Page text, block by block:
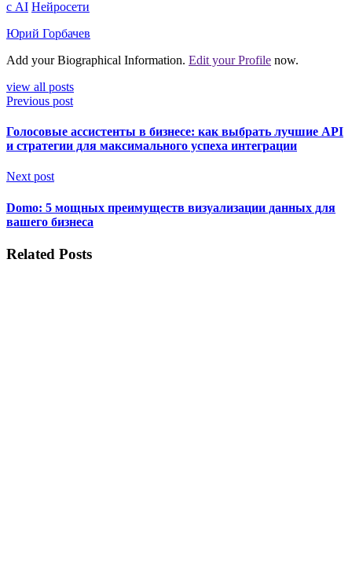
с AI Нейросети
Юрий Горбачев
Add your Biographical Information. Edit your Profile now.
view all posts
Previous post
Голосовые ассистенты в бизнесе: как выбрать лучшие API
и стратегии для максимального успеха интеграции
Next post
Domo: 5 мощных преимуществ визуализации данных для
вашего бизнеса
Related Posts